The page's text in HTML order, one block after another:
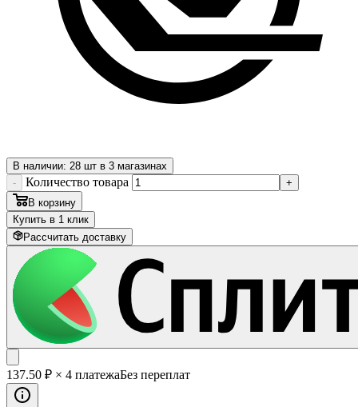
В наличии: 28 шт в 3 магазинах
-
Количество товара
+
В корзину
Купить в 1 клик
Рассчитать доставку
137.50 ₽ × 4 платежаБез переплат